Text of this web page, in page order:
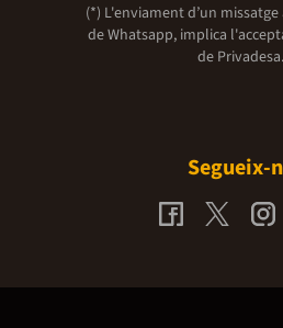
(*) L'enviament d’un
de Whatsapp, implica
de Privadesa.
Segueix-